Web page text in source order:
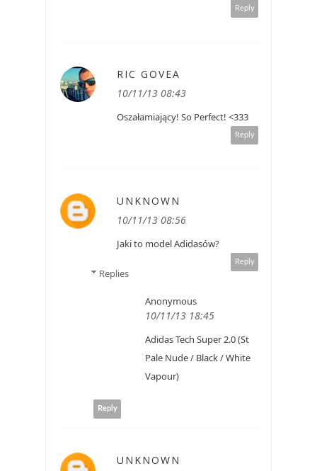
Reply
RIC GOVEA
10/11/13 08:43
Oszałamiający! So Perfect! <333
Reply
UNKNOWN
10/11/13 08:56
Jaki to model Adidasów?
Reply
Replies
Anonymous
10/11/13 18:45
Adidas Tech Super 2.0 (St
Pale Nude / Black / White
Vapour)
Reply
UNKNOWN